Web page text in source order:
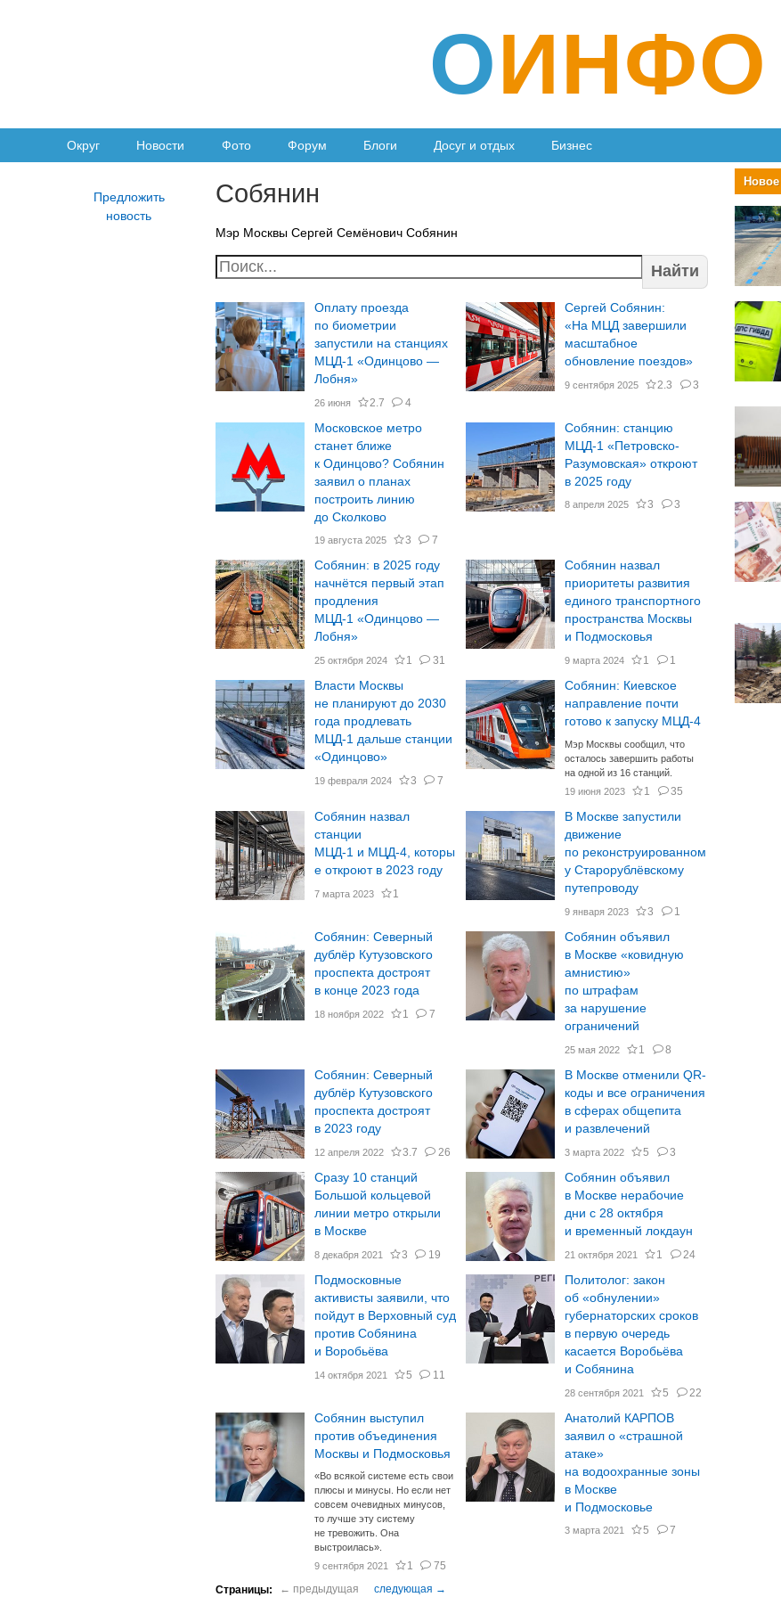
ОИНФО
Округ Новости Фото Форум Блоги Досуг и отдых Бизнес
Собянин
Мэр Москвы Сергей Семёнович Собянин
Найти
Оплату проезда
по биометрии
запустили на станциях
МЦД-1 «Одинцово —
Лобня»
26 июня 2.7 4
Сергей Собянин:
«На МЦД завершили
масштабное
обновление поездов»
9 сентября 2025 2.3 3
Московское метро
станет ближе
к Одинцово? Собянин
заявил о планах
построить линию
до Сколково
19 августа 2025 3 7
Собянин: станцию
МЦД-1 «Петровско-
Разумовская» откроют
в 2025 году
8 апреля 2025 3 3
Собянин: в 2025 году
начнётся первый этап
продления
МЦД-1 «Одинцово —
Лобня»
25 октября 2024 1 31
Собянин назвал
приоритеты развития
единого транспортного
пространства Москвы
и Подмосковья
9 марта 2024 1 1
Власти Москвы
не планируют до 2030
года продлевать
МЦД-1 дальше станции
«Одинцово»
19 февраля 2024 3 7
Собянин: Киевское
направление почти
готово к запуску МЦД-4
Мэр Москвы сообщил, что
осталось завершить работы
на одной из 16 станций.
19 июня 2023
1 35
Собянин назвал
станции
МЦД-1 и МЦД-4, которы
е откроют в 2023 году
7 марта 2023 1
В Москве запустили
движение
по реконструированном
у Старорублёвскому
путепроводу
9 января 2023 3 1
Собянин: Северный
дублёр Кутузовского
проспекта достроят
в конце 2023 года
18 ноября 2022 1 7
Собянин объявил
в Москве «ковидную
амнистию»
по штрафам
за нарушение
ограничений
25 мая 2022 1 8
Собянин: Северный
дублёр Кутузовского
проспекта достроят
в 2023 году
12 апреля 2022 3.7 26
В Москве отменили QR-
коды и все ограничения
в сферах общепита
и развлечений
3 марта 2022 5 3
Сразу 10 станций
Большой кольцевой
линии метро открыли
в Москве
8 декабря 2021 3 19
Собянин объявил
в Москве нерабочие
дни с 28 октября
и временный локдаун
21 октября 2021 1 24
Подмосковные
активисты заявили, что
пойдут в Верховный суд
против Собянина
и Воробьёва
14 октября 2021 5 11
Политолог: закон
об «обнулении»
губернаторских сроков
в первую очередь
касается Воробьёва
и Собянина
28 сентября 2021 5 22
Собянин выступил
против объединения
Москвы и Подмосковья
«Во всякой системе есть свои
плюсы и минусы. Но если нет
совсем очевидных минусов,
то лучше эту систему
не тревожить. Она
выстроилась».
9 сентября 2021
1 75
Анатолий КАРПОВ
заявил о «страшной
атаке»
на водоохранные зоны
в Москве
и Подмосковье
3 марта 2021 5 7
Новое